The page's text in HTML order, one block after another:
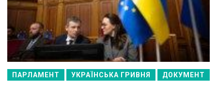
ПАРЛАМЕНТ УКРАЇНСЬКА ГРИВНЯ ДОКУМЕНТ